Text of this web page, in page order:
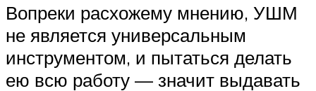
Вопреки расхожему мнению, УШМ
не является универсальным
инструментом, и пытаться делать
ею всю работу — значит выдавать